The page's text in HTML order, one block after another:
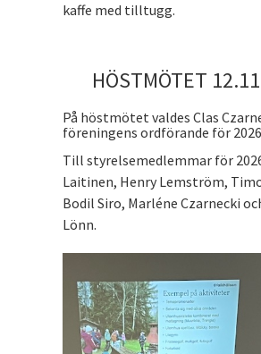
kaffe med tilltugg.
HÖSTMÖTET
På höstmötet valdes Clas
föreningens ordförande för
Till styrelsemedlemmar för
Laitinen, Henry Lemström,
Bodil Siro, Marléne Czarnecki
Lönn.